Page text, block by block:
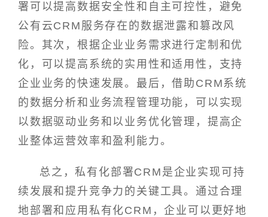
署可以提高数据安全性和自主可控性，避免
公有云CRM服务存在的数据泄露和篡改风
险。其次，根据企业业务需求进行定制和优
化，可以提高系统的实用性和适用性，支持
企业业务的快速发展。最后，借助CRM系统
的数据分析和业务流程管理功能，可以实现
以数据驱动业务和以业务优化管理，提高企
业整体运营效率和盈利能力。
总之，私有化部署CRM是企业实现可持
续发展和提升竞争力的关键工具。通过合理
地部署和应用私有化CRM，企业可以更好地